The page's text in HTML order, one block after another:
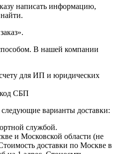
написать информацию,
В нашей компании
для ИП и юридических
СБП
варианты доставки:
службой.
и Московской области (не
доставки по Москве в